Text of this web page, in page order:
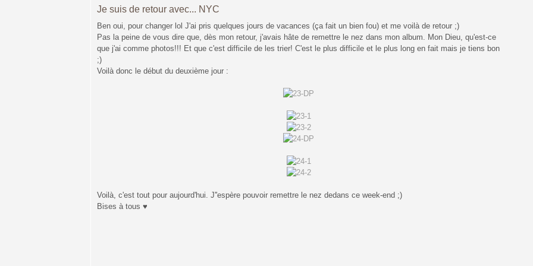
Je suis de retour avec... NYC
Ben oui, pour changer lol J'ai pris quelques jours de vacances (ça fait un bien fou) et me voilà de retour ;)
Pas la peine de vous dire que, dès mon retour, j'avais hâte de remettre le nez dans mon album. Mon Dieu, qu'est-ce
que j'ai comme photos!!! Et que c'est difficile de les trier! C'est le plus difficile et le plus long en fait mais je tiens bon
;)
Voilà donc le début du deuxième jour :
Voilà, c'est tout pour aujourd'hui. J''espère pouvoir remettre le nez dedans ce week-end ;)
Bises à tous ♥